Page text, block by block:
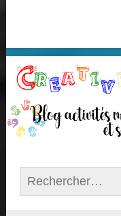
Rechercher :